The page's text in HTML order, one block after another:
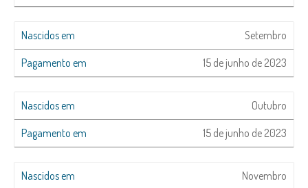
Setembro
15 de junho de 2023
Outubro
15 de junho de 2023
Novembro